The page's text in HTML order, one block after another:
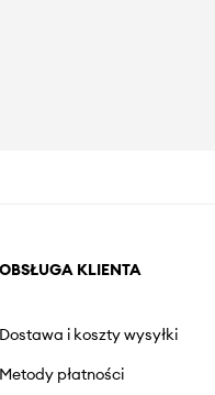
OBSŁUGA KLIENTA
Dostawa i koszty wysyłki
Metody płatności